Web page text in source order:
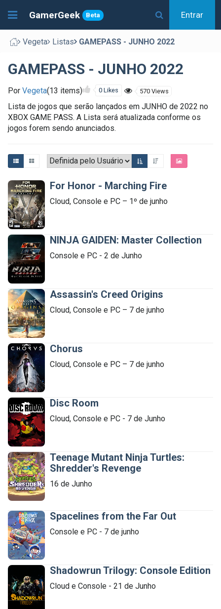
GamerGeek Beta Entrar
Vegeta Listas GAMEPASS - JUNHO 2022
GAMEPASS - JUNHO 2022
Por Vegeta(13 items) 0 Likes 570 Views
Lista de jogos que serão lançados em JUNHO de 2022 no
XBOX GAME PASS. A Lista será atualizada conforme os
jogos forem sendo anunciados.
For Honor - Marching Fire
Cloud, Console e PC – 1º de junho
NINJA GAIDEN: Master Collection
Console e PC - 2 de Junho
Assassin's Creed Origins
Cloud, Console e PC – 7 de junho
Chorus
Cloud, Console e PC – 7 de junho
Disc Room
Cloud, Console e PC - 7 de Junho
Teenage Mutant Ninja Turtles:
Shredder's Revenge
16 de Junho
Spacelines from the Far Out
Console e PC - 7 de junho
Shadowrun Trilogy: Console Edition
Cloud e Console - 21 de Junho